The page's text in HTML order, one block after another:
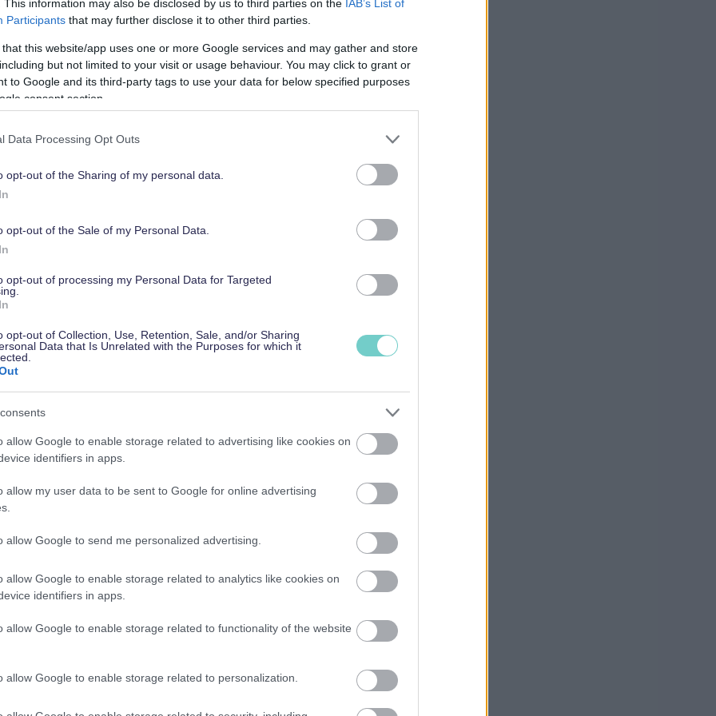
This information may also be disclosed by us to third parties on the IAB’s List of
Participants that may further disclose it to other third parties.
that this website/app uses one or more Google services and may gather and store
but not limited to your visit or usage behaviour. You may click to grant or
to Google and its third-party tags to use your data for below specified purposes
consent section.
Data Processing Opt Outs
opt-out of the Sharing of my personal data.
opt-out of the Sale of my Personal Data.
opt-out of processing my Personal Data for Targeted
opt-out of Collection, Use, Retention, Sale, and/or Sharing
Data that Is Unrelated with the Purposes for which it
allow Google to enable storage related to advertising like cookies on
identifiers in apps.
allow my user data to be sent to Google for online advertising
allow Google to send me personalized advertising.
allow Google to enable storage related to analytics like cookies on
identifiers in apps.
allow Google to enable storage related to functionality of the website
allow Google to enable storage related to personalization.
yrittäjien kannalta.
asuvan henkilön tulot
eivät vaikuta
tulonsa ylittävät 2 500 euroa kuukaudessa,
huollettava alaikäinen lapsi nostaa rajaa 106
35 prosenttia täydestä määrästä.
yrittäjiin?
eniten. Käydään tilanteet läpi yksi
ja yleistuki
samaan tapaan kuin aiemmin
arvioi edelleen, onko
tarkoittaaYEL-vakuutuksenlopettamista ja
lepotilaan.
(kuten osinko- ja vuokratulot) voivat
näin ei ollut.
yleistukea
neljän kuukauden suoja-aika on tuttu jo